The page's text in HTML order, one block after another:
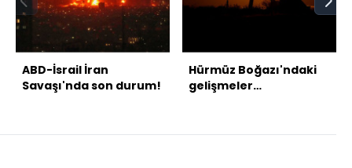
ABD-İsrail İran
Savaşı'nda son durum!
Hürmüz Boğazı'ndaki
gelişmeler